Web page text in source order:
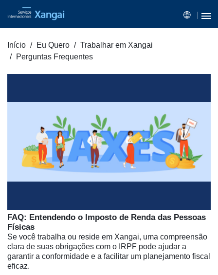
Início Eu Quero
Trabalhar em Xangai
Perguntas Frequentes
FAQ: Entendendo o Imposto de Renda das Pessoas
Físicas
Se você trabalha ou reside em Xangai, uma compreensão
clara de suas obrigações com o IRPF pode ajudar a
garantir a conformidade e a facilitar um planejamento fiscal
eficaz.